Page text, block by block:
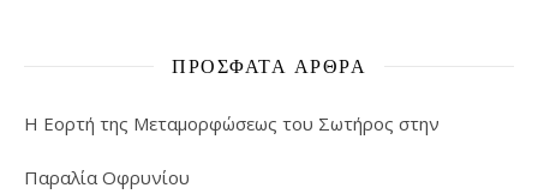
ΠΡΌΣΦΑΤΑ ΆΡΘΡΑ
Η Εορτή της Μεταμορφώσεως του Σωτήρος στην
Παραλία Οφρυνίου